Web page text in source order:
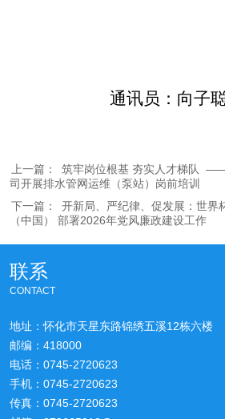
通讯员：向子
上一篇：
筑牢岗位根基 夯实人才梯队
司开展排水管网运维（泵站）岗前培训
下一篇：
开新局、严纪律、促发展：世界
（中国） 部署2026年党风廉政建设工作
联系
CONTACT
地址：怀化市天星东路锦绣五溪12栋六楼
邮编：418000
电话：0745-2720623
手机：0745-2720623
传真：0745-2720623